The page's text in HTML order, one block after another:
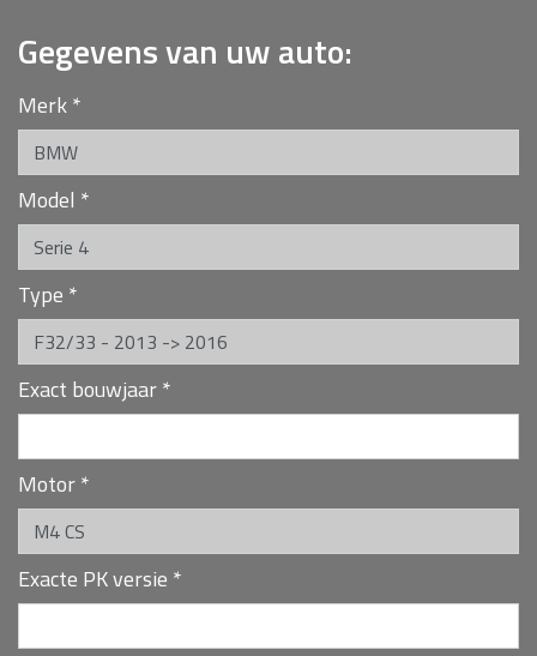
Gegevens van uw auto:
Merk*
Model *
Type *
Exact bouwjaar*
Motor*
Exacte PK versie *